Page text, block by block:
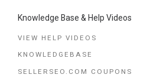
Knowledge Base & Help Videos
VIEW HELP VIDEOS
KNOWLEDGEBASE
SELLERSEO.COM COUPONS